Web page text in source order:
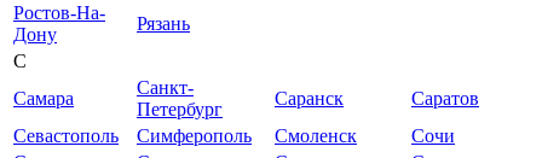
Ростов-На-
Дону
Рязань
С
Самара
Санкт-
Петербург
Саранск
Саратов
Севастополь
Симферополь Смоленск
Сочи